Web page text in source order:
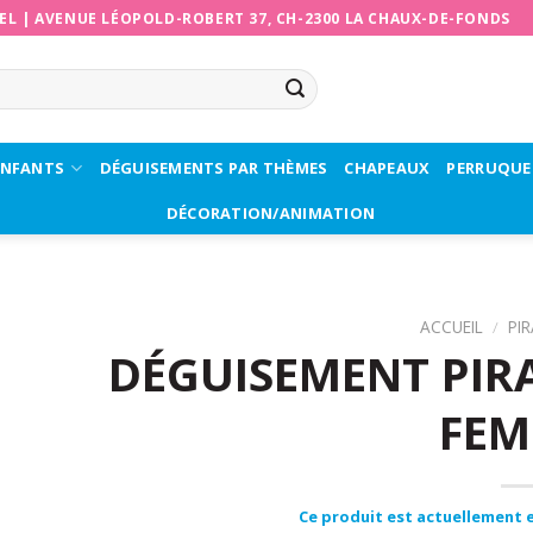
|AVENUE LÉOPOLD-ROBERT 37, CH-2300 LA CHAUX-DE-FONDS
DÉGUISEMENTS PAR THÈMES CHAPEAUX
DÉCORATION/ANIMATION
ACCUEIL /
DÉGUISEMENT
Ce produit est actuellement